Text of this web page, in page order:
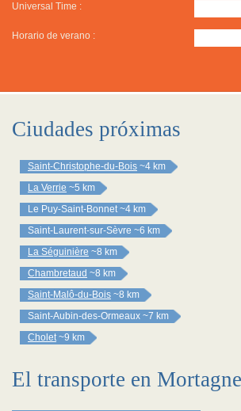
Universal Time :
Horario de verano :
Ciudades próximas
Saint-Christophe-du-Bois ~4 km
La Verrie ~5 km
Le Puy-Saint-Bonnet ~4 km
Saint-Laurent-sur-Sèvre ~6 km
La Séguinière ~8 km
Chambretaud ~8 km
Saint-Malô-du-Bois ~8 km
Saint-Aubin-des-Ormeaux ~7 km
Cholet ~9 km
El transporte en